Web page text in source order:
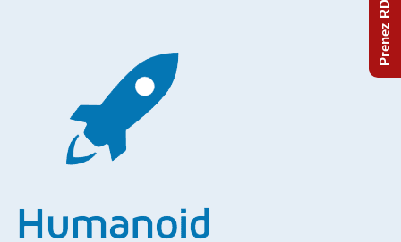
Prenez RDV